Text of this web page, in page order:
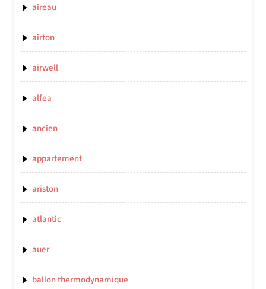
aireau
airton
airwell
alfea
ancien
appartement
ariston
atlantic
auer
ballon thermodynamique